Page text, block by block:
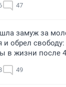
47
замуж за
и обрел
в жизни после
49